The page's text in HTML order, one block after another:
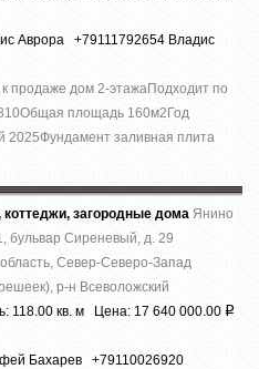
Аврора +79111792654 Владис
продаже дoм 2-этaжaПодходит по
плoщадь 160м2Год
2025Фундамент зaливная плита
загородные дома Янино
бульвар Сиреневый, д. 29
Север-Северо-Запад
р-н Всеволожский
118.00 кв. м Цена: 17 640 000.00 Р
Бахарев +79110026920